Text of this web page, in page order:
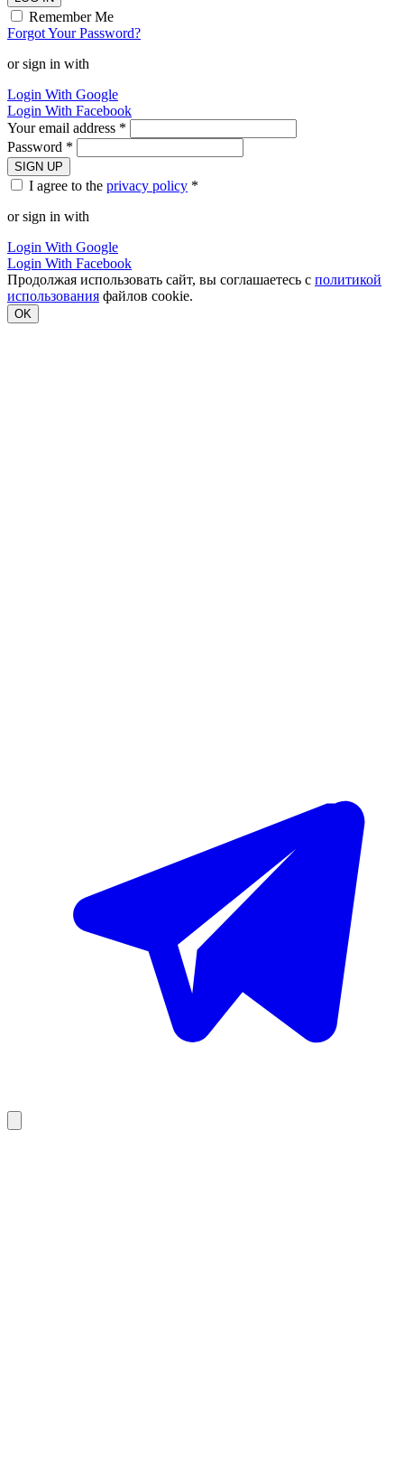
Remember Me
Forgot Your Password?
or sign in with
Login With Google
Login With Facebook
Your email address *
Password *
SIGN UP
I agree to the privacy policy *
or sign in with
Login With Google
Login With Facebook
Продолжая использовать сайт, вы соглашаетесь с политикой
использования файлов cookie.
OK